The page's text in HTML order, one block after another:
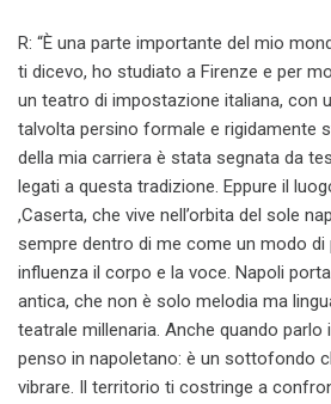
R: “È una parte importante del mio
ti dicevo, ho studiato a Firenze e per
un teatro di impostazione italiana, con
talvolta persino formale e rigidamente
della mia carriera è stata segnata da
legati a questa tradizione. Eppure il
,Caserta, che vive nell’orbita del sole
sempre dentro di me come un modo di
influenza il corpo e la voce. Napoli
antica, che non è solo melodia ma
teatrale millenaria. Anche quando parlo
penso in napoletano: è un sottofondo
vibrare. Il territorio ti costringe a